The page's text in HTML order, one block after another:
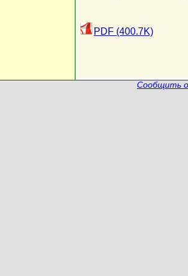
PDF (400.7K)
Сообщить о